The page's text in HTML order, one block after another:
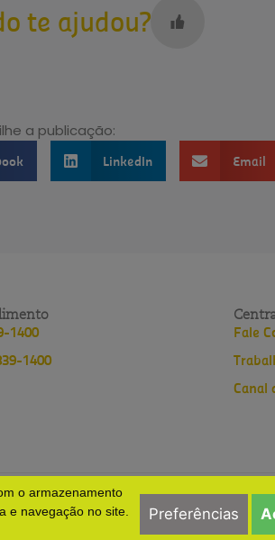
o armazenamento
e navegação no site.
Preferências
te ajudou?
a publicação:
LinkedIn Email
1400
1400
Fale
Canal
Políticas do HNSD